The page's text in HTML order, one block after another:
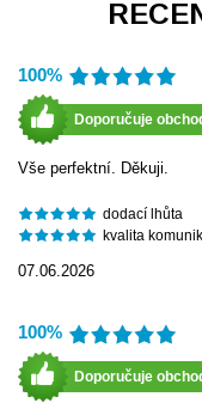
100%
Doporučuje
Vše perfektní. Děkuji.
dodací lhůta
kvalita
07.06.2026
100%
Doporučuje